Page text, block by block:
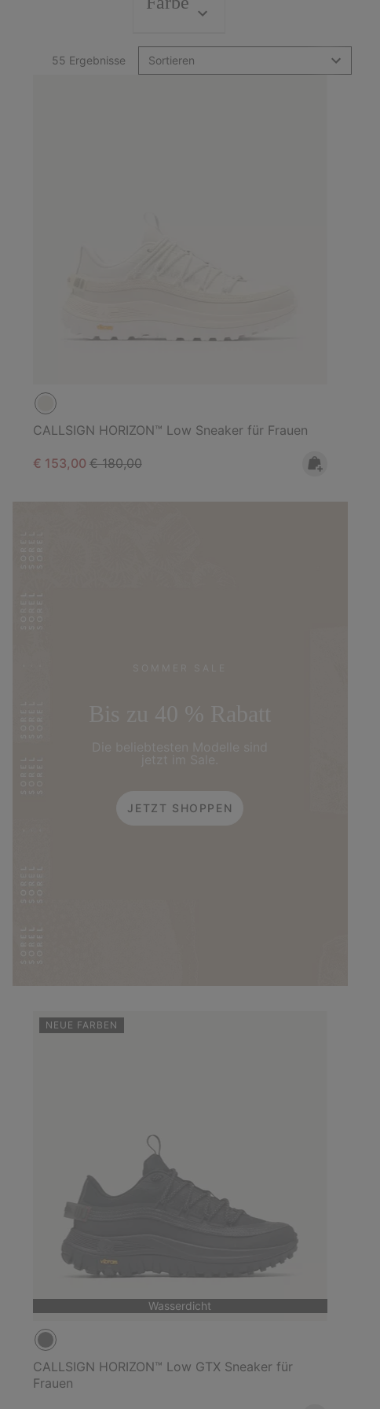
55 Ergebnisse Sortieren
CALLSIGN HORIZON™ Low Sneaker für Frauen
Sale price:
€ 153,00 Regular price:
€ 180,00
JETZT SHOPPEN
NEUE FARBEN
Wasserdicht
CALLSIGN HORIZON™ Low GTX Sneaker für
Frauen